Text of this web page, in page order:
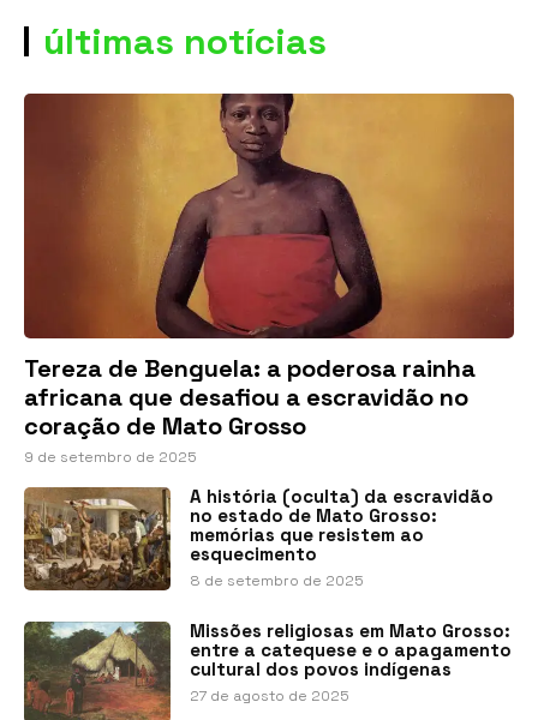
últimas notícias
Tereza de Benguela: a poderosa rainha
africana que desafiou a escravidão no
coração de Mato Grosso
9 de setembro de 2025
A história (oculta) da escravidão
no estado de Mato Grosso:
memórias que resistem ao
esquecimento
8 de setembro de 2025
Missões religiosas em Mato Grosso:
entre a catequese e o apagamento
cultural dos povos indígenas
27 de agosto de 2025